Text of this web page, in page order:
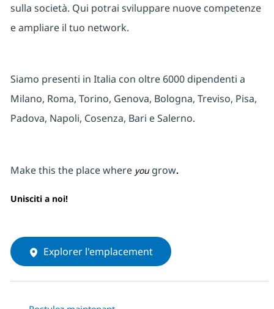
sulla società. Qui potrai sviluppare nuove competenze
e ampliare il tuo network.
Siamo presenti in Italia con oltre 6000 dipendenti a
Milano, Roma, Torino, Genova, Bologna, Treviso, Pisa,
Padova, Napoli, Cosenza, Bari e Salerno.
Make this the place where you grow.
Unisciti a noi!
Explorer l'emplacement